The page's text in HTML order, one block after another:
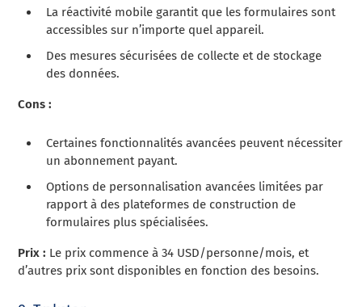
La réactivité mobile garantit que les formulaires sont
accessibles sur n’importe quel appareil.
Des mesures sécurisées de collecte et de stockage
des données.
Cons :
Certaines fonctionnalités avancées peuvent nécessiter
un abonnement payant.
Options de personnalisation avancées limitées par
rapport à des plateformes de construction de
formulaires plus spécialisées.
Prix : Le prix commence à 34 USD/personne/mois, et
d’autres prix sont disponibles en fonction des besoins.